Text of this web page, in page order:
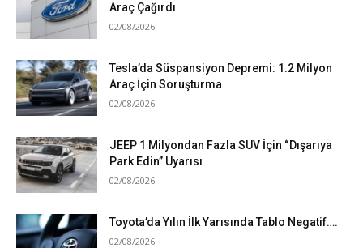
Araç Çağırdı
02/08/2026
Tesla’da Süspansiyon Depremi: 1.2 Milyon
Araç İçin Soruşturma
02/08/2026
JEEP 1 Milyondan Fazla SUV İçin “Dışarıya
Park Edin” Uyarısı
02/08/2026
Toyota’da Yılın İlk Yarısında Tablo Negatif….
02/08/2026